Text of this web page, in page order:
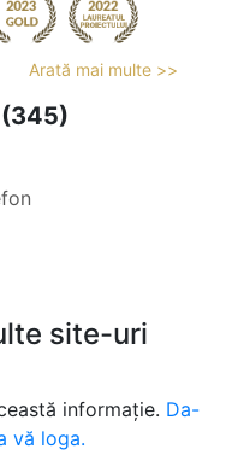
Arată mai multe >>
(345)
site-uri
informație. Da-
vă loga.